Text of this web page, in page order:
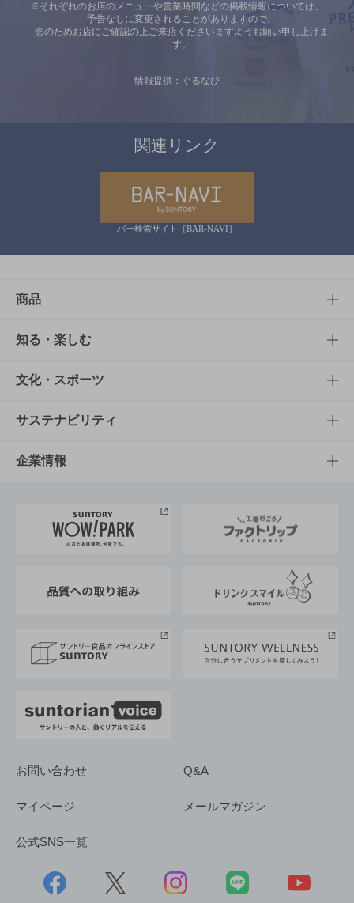
※それぞれのお店のメニューや営業時間などの掲載情報については、
予告なしに変更されることがありますので、
念のためお店にご確認の上ご来店くださいますようお願い申し上げま
す。
情報提供：ぐるなび
関連リンク
バー検索サイト［BAR-NAVI］
商品
商品TOP
商品一覧
商品発売情報
栄養成分一覧
知る・楽しむ
知る・楽しむTOP
キャンペーン
工場見学
地域情報
文化・スポーツ
文化・スポーツTOP
サントリーホール
サントリーサンバーズ大阪
サステナビリティ
サステナビリティTOP
サントリーが考えるサステナビリティ経営
企業情報
企業概要
採用情報
お問い合わせ Q&A
マイページ メールマガジン
公式SNS一覧